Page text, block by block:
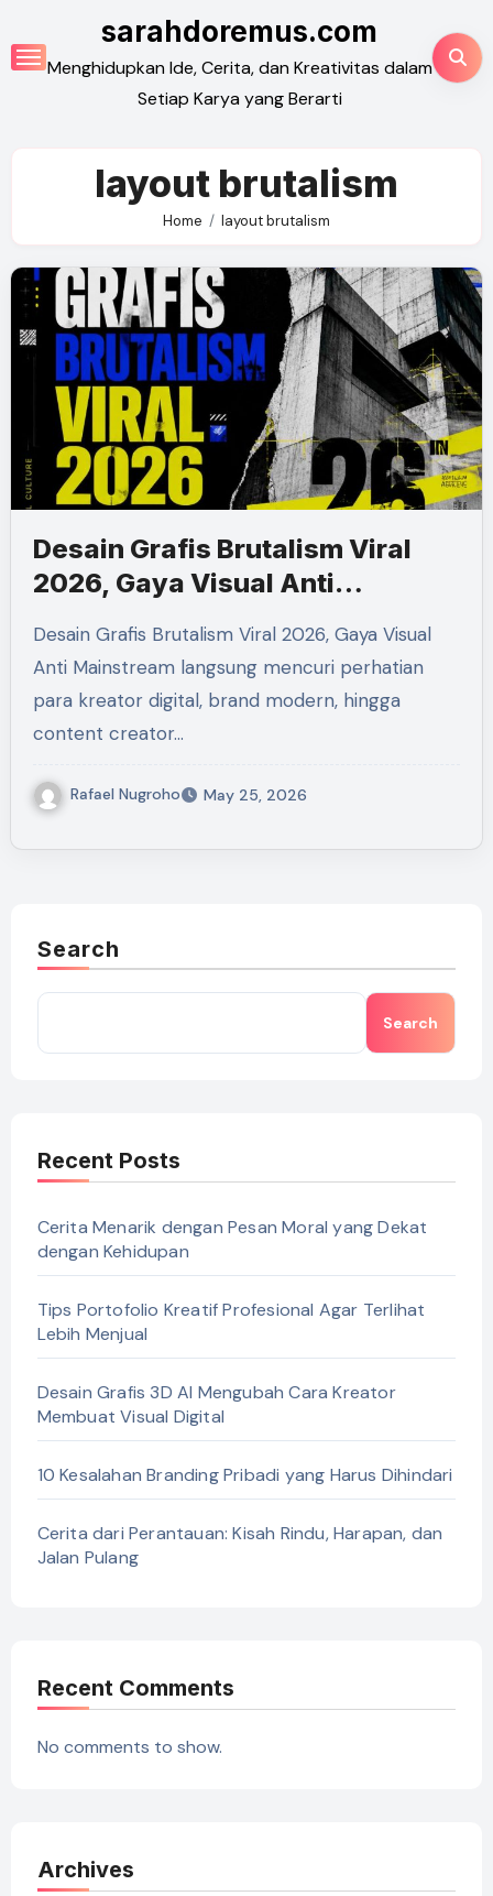
to
content
sarahdoremus.com
Menghidupkan Ide, Cerita, dan Kreativitas dalam
Setiap Karya yang Berarti
layout brutalism
Home layout brutalism
Desain Grafis Brutalism Viral
2026, Gaya Visual Anti
Desain Grafis Brutalism Viral 2026, Gaya Visual
Anti Mainstream langsung mencuri perhatian
para kreator digital, brand modern, hingga
content creator…
Rafael Nugroho May 25, 2026
Search
Search
Recent Posts
Cerita Menarik dengan Pesan Moral yang Dekat
dengan Kehidupan
Tips Portofolio Kreatif Profesional Agar Terlihat
Lebih Menjual
Desain Grafis 3D AI Mengubah Cara Kreator
Membuat Visual Digital
10 Kesalahan Branding Pribadi yang Harus Dihindari
Cerita dari Perantauan: Kisah Rindu, Harapan, dan
Jalan Pulang
Recent Comments
No comments to show.
Archives